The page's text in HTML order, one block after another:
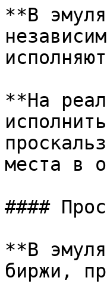
**В
**На
места в
####
**В
биржи,